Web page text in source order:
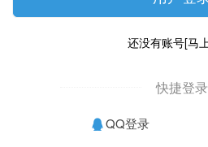
还没有账号[马
快捷登录
QQ登录